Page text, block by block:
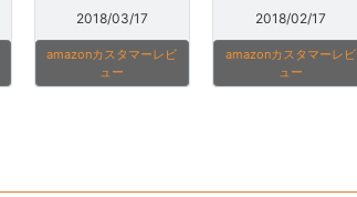
2018/03/17
amazonカスタマーレビ
ュー
2018/02/17
amazonカスタマーレビ
ュー